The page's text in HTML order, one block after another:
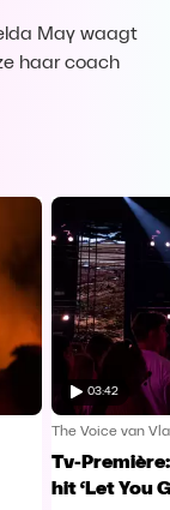
May waagt
haar coach
03:42
The Voice van
Tv-
hit ‘Let You